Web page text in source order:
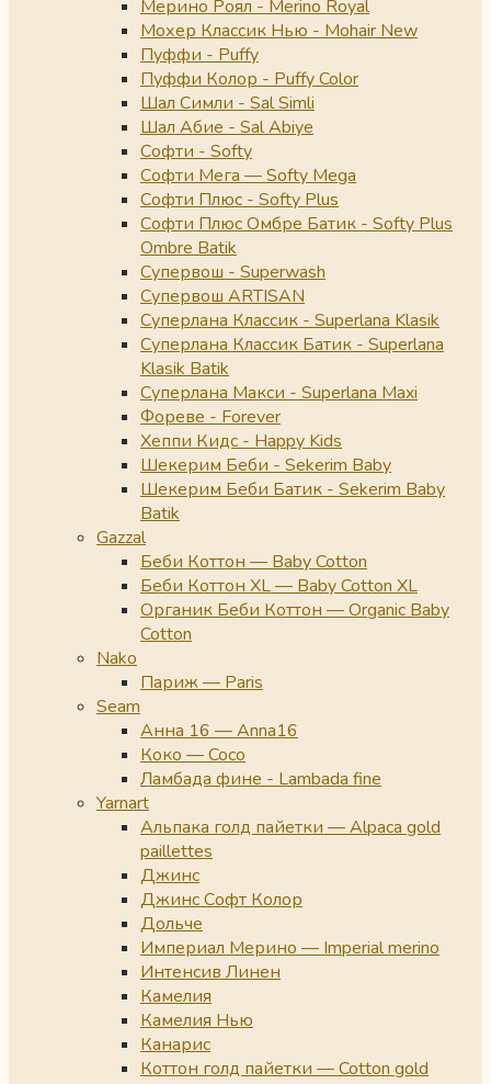
Мерино Роял - Merino Royal
Мохер Классик Нью - Mohair New
Пуффи - Puffy
Пуффи Колор - Puffy Color
Шал Симли - Sal Simli
Шал Абие - Sal Abiye
Софти - Softy
Софти Мега — Softy Mega
Софти Плюс - Softy Plus
Софти Плюс Омбре Батик - Softy Plus
Ombre Batik
Супервош - Superwash
Супервош ARTISAN
Суперлана Классик - Superlana Klasik
Суперлана Классик Батик - Superlana
Klasik Batik
Суперлана Макси - Superlana Maxi
Фореве - Forever
Хеппи Кидс - Happy Kids
Шекерим Беби - Sekerim Baby
Шекерим Беби Батик - Sekerim Baby
Batik
Gazzal
Беби Коттон — Baby Cotton
Беби Коттон XL — Baby Cotton XL
Органик Беби Коттон — Organic Baby
Cotton
Nako
Париж — Paris
Seam
Анна 16 — Anna16
Коко — Coco
Ламбада фине - Lambada fine
Yarnart
Альпака голд пайетки — Alpaca gold
paillettes
Джинс
Джинс Софт Колор
Дольче
Империал Мерино — Imperial merino
Интенсив Линен
Камелия
Камелия Нью
Канарис
Коттон голд пайетки — Cotton gold